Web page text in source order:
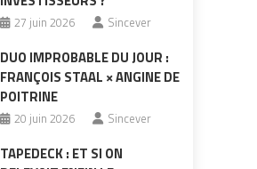
27 juin 2026 Sincever
DUO IMPROBABLE DU JOUR :
FRANÇOIS STAAL × ANGINE DE
POITRINE
20 juin 2026 Sincever
TAPEDECK : ET SI ON